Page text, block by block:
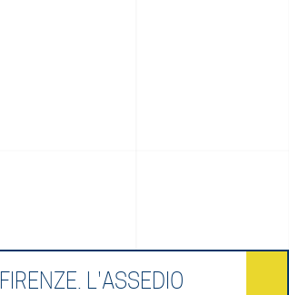
FIRENZE. L'ASSEDIO